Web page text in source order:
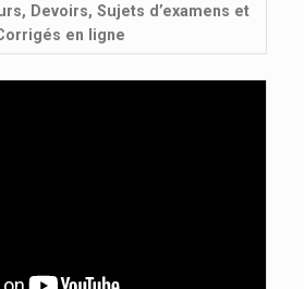
Devoirs, Sujets d’examens et
en ligne